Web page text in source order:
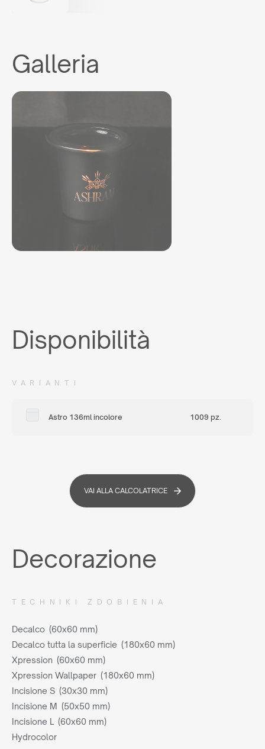
Galleria
Disponibilità
VARIANTI
Astro 136ml incolore 1009 pz.
VAI ALLA CALCOLATRICE
Decorazione
TECHNIKI ZDOBIENIA
Decalco (60x60 mm)
Decalco tutta la superficie (180x60 mm)
Xpression (60x60 mm)
Xpression Wallpaper (180x60 mm)
Incisione S (30x30 mm)
Incisione M (50x50 mm)
Incisione L (60x60 mm)
Hydrocolor